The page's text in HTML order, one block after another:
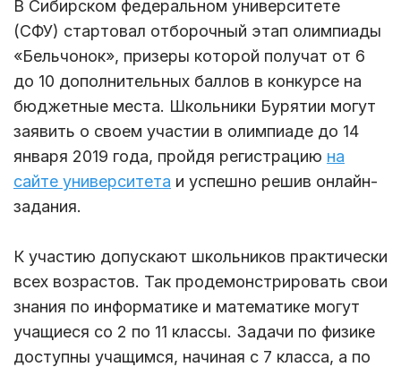
В Сибирском федеральном университете
(СФУ) стартовал отборочный этап олимпиады
«Бельчонок», призеры которой получат от 6
до 10 дополнительных баллов в конкурсе на
бюджетные места. Школьники Бурятии могут
заявить о своем участии в олимпиаде до 14
января 2019 года, пройдя регистрацию на
сайте университета и успешно решив онлайн-
задания.
К участию допускают школьников практически
всех возрастов. Так продемонстрировать свои
знания по информатике и математике могут
учащиеся со 2 по 11 классы. Задачи по физике
доступны учащимся, начиная с 7 класса, а по